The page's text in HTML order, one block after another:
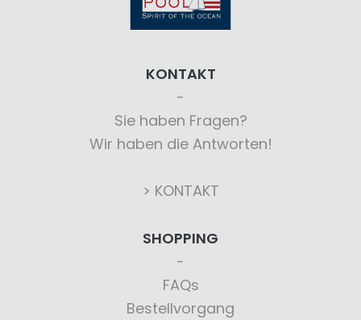
KONTAKT
Sie haben Fragen?
Wir haben die Antworten!
> KONTAKT
SHOPPING
FAQs
Bestellvorgang